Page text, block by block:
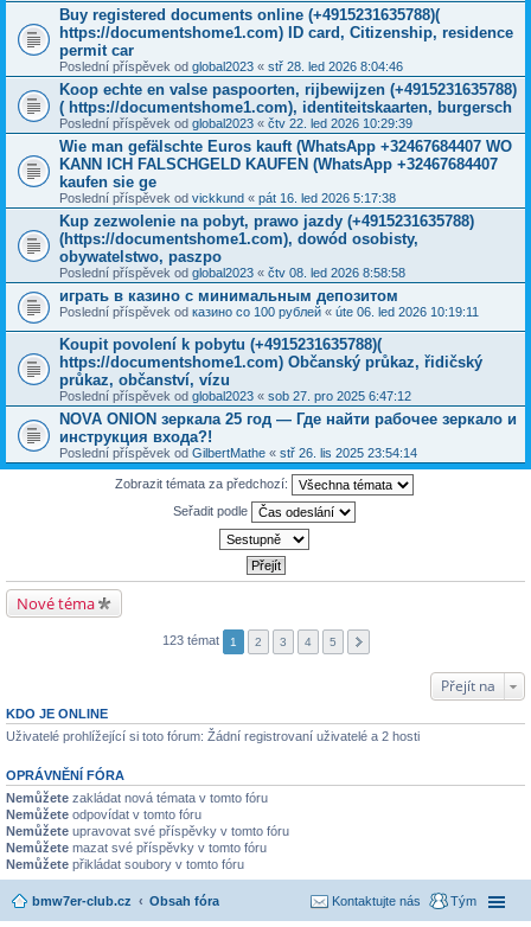
Buy registered documents online (+4915231635788)(
https://documentshome1.com) ID card, Citizenship, residence
permit car
Poslední příspěvek od global2023 « stř 28. led 2026 8:04:46
Koop echte en valse paspoorten, rijbewijzen (+4915231635788)
( https://documentshome1.com), identiteitskaarten, burgersch
Poslední příspěvek od global2023 « čtv 22. led 2026 10:29:39
Wie man gefälschte Euros kauft (WhatsApp +32467684407 WO
KANN ICH FALSCHGELD KAUFEN (WhatsApp +32467684407
kaufen sie ge
Poslední příspěvek od vickkund « pát 16. led 2026 5:17:38
Kup zezwolenie na pobyt, prawo jazdy (+4915231635788)
(https://documentshome1.com), dowód osobisty,
obywatelstwo, paszpo
Poslední příspěvek od global2023 « čtv 08. led 2026 8:58:58
играть в казино с минимальным депозитом
Poslední příspěvek od казино со 100 рублей « úte 06. led 2026 10:19:11
Koupit povolení k pobytu (+4915231635788)(
https://documentshome1.com) Občanský průkaz, řidičský
průkaz, občanství, vízu
Poslední příspěvek od global2023 « sob 27. pro 2025 6:47:12
NOVA ONION зеркала 25 год — Где найти рабочее зеркало и
инструкция входа?!
Poslední příspěvek od GilbertMathe « stř 26. lis 2025 23:54:14
Zobrazit témata za předchozí:
Seřadit podle
Nové téma
123 témat 1 2 3 4 5
Přejít na
KDO JE ONLINE
Uživatelé prohlížející si toto fórum: Žádní registrovaní uživatelé a 2 hosti
OPRÁVNĚNÍ FÓRA
Nemůžete zakládat nová témata v tomto fóru
Nemůžete odpovídat v tomto fóru
Nemůžete upravovat své příspěvky v tomto fóru
Nemůžete mazat své příspěvky v tomto fóru
Nemůžete přikládat soubory v tomto fóru
bmw7er-club.cz Obsah fóra Tým
Kontaktujte nás